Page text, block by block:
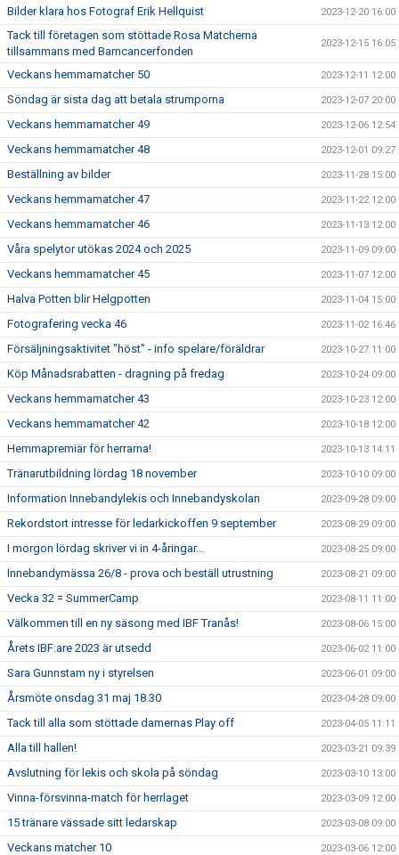
Bilder klara hos Fotograf Erik Hellquist 2023-12-20 16:00
Tack till företagen som stöttade Rosa Matcherna
tillsammans med Barncancerfonden
2023-12-15 16:05
Veckans hemmamatcher 50 2023-12-11 12:00
Söndag är sista dag att betala strumporna 2023-12-07 20:00
Veckans hemmamatcher 49 2023-12-06 12:54
Veckans hemmamatcher 48 2023-12-01 09:27
Beställning av bilder 2023-11-28 15:00
Veckans hemmamatcher 47 2023-11-22 12:00
Veckans hemmamatcher 46 2023-11-13 12:00
Våra spelytor utökas 2024 och 2025 2023-11-09 09:00
Veckans hemmamatcher 45 2023-11-07 12:00
Halva Potten blir Helgpotten 2023-11-04 15:00
Fotografering vecka 46 2023-11-02 16:46
Försäljningsaktivitet "höst" - info spelare/föräldrar 2023-10-27 11:00
Köp Månadsrabatten - dragning på fredag 2023-10-24 09:00
Veckans hemmamatcher 43 2023-10-23 12:00
Veckans hemmamatcher 42 2023-10-18 12:00
Hemmapremiär för herrarna! 2023-10-13 14:11
Tränarutbildning lördag 18 november 2023-10-10 09:00
Information Innebandylekis och Innebandyskolan 2023-09-28 09:00
Rekordstort intresse för ledarkickoffen 9 september 2023-08-29 09:00
I morgon lördag skriver vi in 4-åringar... 2023-08-25 09:00
Innebandymässa 26/8 - prova och beställ utrustning 2023-08-21 09:00
Vecka 32 = SummerCamp 2023-08-11 11:00
Välkommen till en ny säsong med IBF Tranås! 2023-08-06 15:00
Årets IBF:are 2023 är utsedd 2023-06-02 11:00
Sara Gunnstam ny i styrelsen 2023-06-01 09:00
Årsmöte onsdag 31 maj 18.30 2023-04-28 09:00
Tack till alla som stöttade damernas Play off 2023-04-05 11:11
Alla till hallen! 2023-03-21 09:39
Avslutning för lekis och skola på söndag 2023-03-10 13:00
Vinna-försvinna-match för herrlaget 2023-03-09 12:00
15 tränare vässade sitt ledarskap 2023-03-08 09:00
Veckans matcher 10 2023-03-06 12:00